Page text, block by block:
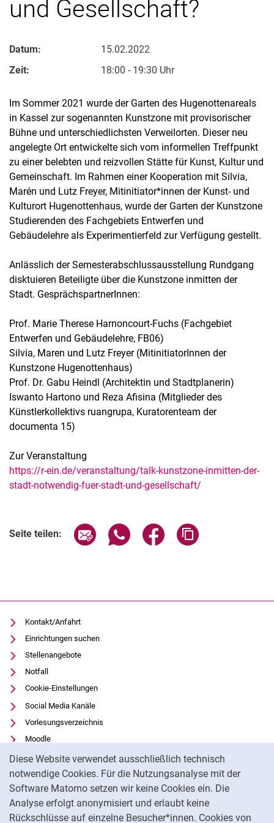
Diese Website verwendet ausschließlich technisch
notwendige Cookies. Für die Nutzungsanalyse mit der
Software Matomo setzen wir keine Cookies ein. Die
Analyse erfolgt anonymisiert und erlaubt keine
Rückschlüsse auf einzelne Besucher*innen. Cookies von
und Gesellschaft?
Datum:
15.02.2022
Zeit:
18:00 - 19:30 Uhr
Im Sommer 2021 wurde der Garten des Hugenottenareals
in Kassel zur sogenannten Kunstzone mit provisorischer
Bühne und unterschiedlichsten Verweilorten. Dieser neu
angelegte Ort entwickelte sich vom informellen Treffpunkt
zu einer belebten und reizvollen Stätte für Kunst, Kultur und
Gemeinschaft. Im Rahmen einer Kooperation mit Silvia,
Marén und Lutz Freyer, Mitinitiator*innen der Kunst- und
Kulturort Hugenottenhaus, wurde der Garten der Kunstzone
Studierenden des Fachgebiets Entwerfen und
Gebäudelehre als Experimentierfeld zur Verfügung gestellt.
Anlässlich der Semesterabschlussausstellung Rundgang
disktuieren Beteiligte über die Kunstzone inmitten der
Stadt. GesprächspartnerInnen:
Prof. Marie Therese Harnoncourt-Fuchs (Fachgebiet
Entwerfen und Gebäudelehre, FB06)
Silvia, Maren und Lutz Freyer (MitinitiatorInnen der
Kunstzone Hugenottenhaus)
Prof. Dr. Gabu Heindl (Architektin und Stadtplanerin)
Iswanto Hartono und Reza Afisina (Mitglieder des
Künstlerkollektivs ruangrupa, Kuratorenteam der
documenta 15)
Zur Veranstaltung
https://r-ein.de/veranstaltung/talk-kunstzone-inmitten-der-
stadt-notwendig-fuer-stadt-und-gesellschaft/
Seite teilen: Seite über E-Mail teilen
Seite über WhatsApp teilen
Seite über Facebook
Kontakt/Anfahrt
Einrichtungen suchen
Stellenangebote
Notfall
Cookie-Einstellungen
Social Media Kanäle
Vorlesungsverzeichnis
Moodle
Panopto
Universitätsbibliothek
Datenschutz
Barrierefreiheit